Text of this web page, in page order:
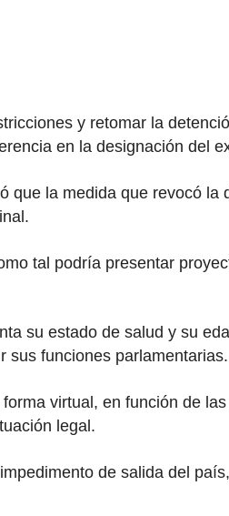
y retomar la
en la designación del
que la medida que revocó la
tal podría presentar
su estado de salud y su
sus funciones parlamentarias.
virtual, en función de
legal.
de salida del